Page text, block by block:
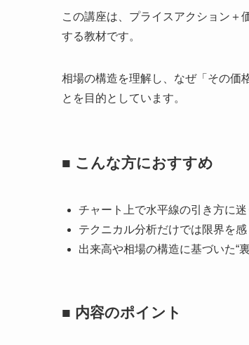
この講座は、プライスアクション＋
する教材です。
相場の構造を理解し、なぜ「その価
とを目的としています。
■ こんな方におすすめ
チャート上で水平線の引き方に
テクニカル分析だけでは限界を感
出来高や相場の構造に基づいた“
■ 内容のポイント